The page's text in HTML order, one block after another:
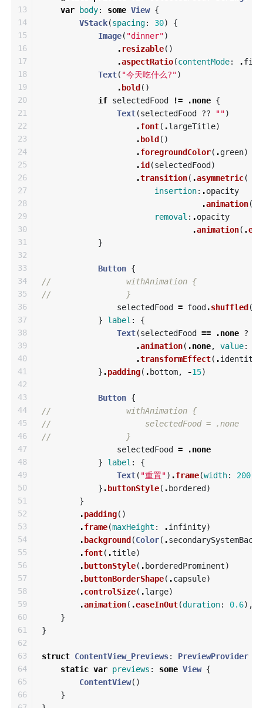
13
14
15
16
17
18
19
20
21
22
23
24
25
26
27
28
29
30
31
32
33
34
35
36
37
38
39
40
41
42
43
44
45
46
47
48
49
50
51
52
53
54
55
56
57
58
59
60
61
62
63
64
65
66
var body: some View {
VStack(spacing: 30)
{
Image( "dinner")
. resizable()
.aspectRatio(contentMode: .fit
Text( "今天吃什么?")
.bold()
if selectedFood != .none {
Text(selectedFood ?? "")
.font( .largeTitle)
.bold()
.foregroundColor( .green)
.id(selectedFood)
.transition( .asymmetric(
insertion: .opacity
.animation(
removal : .opacity
.animation( .
}
Button {
//                withAnimation {
//                }
selectedFood = food.shuffled()
}
label :
{
Text(selectedFood == .none ?
.animation( .none, value:
.transformEffect( .identity
} .padding( .bottom, -15)
Button {
//                withAnimation {
//                    selectedFood = .none
//                }
selectedFood = .none
}
label :
{
Text( "重置") .frame(width: 200
} .buttonStyle( .bordered)
}
.padding()
.frame(maxHeight : .infinity)
.background(Color( .
.font( .title)
.buttonStyle( .borderedProminent)
.buttonBorderShape( .capsule)
.controlSize( .large)
.animation( .easeInOut(duration: 0.6),
}
}
struct ContentView_Previews: PreviewProvider
static var previews : some View {
ContentView()
}